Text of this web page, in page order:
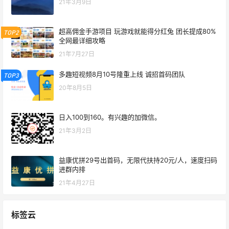
21年3月9日
TOP2
超高佣金手游项目 玩游戏就能得分红兔 团长提成80%
全网最详细攻略
21年7月27日
TOP3 多趣短视频8月10号隆重上线 诚招首码团队
20年8月5日
日入100到160。有兴趣的加微信。
21年3月2日
益康优拼29号出首码，无限代扶持20元/人，速度扫码
进群内排
21年4月27日
标签云